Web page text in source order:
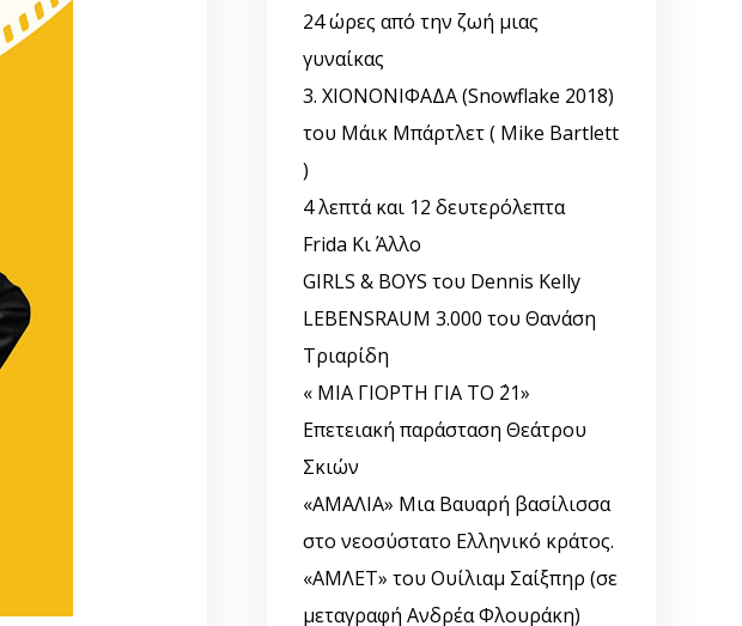
24 ώρες από την ζωή μιας
γυναίκας
3. ΧΙΟΝΟΝΙΦΑΔΑ (Snowflake 2018)
του Μάικ Μπάρτλετ ( Mike Bartlett
)
4 λεπτά και 12 δευτερόλεπτα
Frida Κι Άλλο
GIRLS & BOYS του Dennis Kelly
LEBENSRAUM 3.000 του Θανάση
Τριαρίδη
« ΜΙΑ ΓΙΟΡΤΗ ΓΙΑ ΤΟ ΄21»
Επετειακή παράσταση Θεάτρου
Σκιών
«ΑΜΑΛΙΑ» Μια Βαυαρή βασίλισσα
στο νεοσύστατο Ελληνικό κράτος.
«ΑΜΛΕΤ» του Ουίλιαμ Σαίξπηρ (σε
μεταγραφή Ανδρέα Φλουράκη)